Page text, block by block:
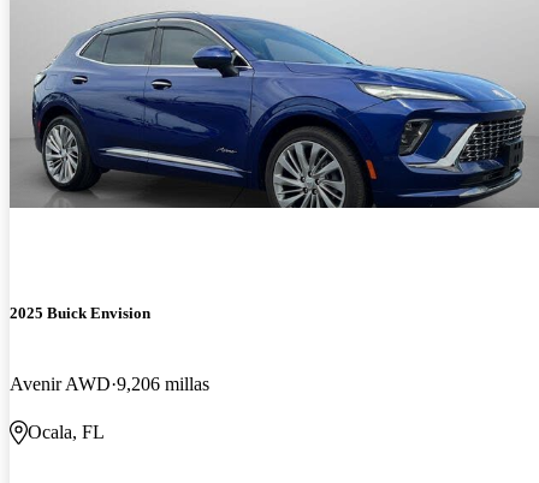
2025 Buick Envision
Avenir AWD 9,206 millas
Ocala, FL